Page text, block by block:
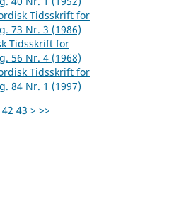
Tidsskrift for
73 Nr. 3 (1986)
Tidsskrift for
56 Nr. 4 (1968)
Tidsskrift for
84 Nr. 1 (1997)
42 43 > >>